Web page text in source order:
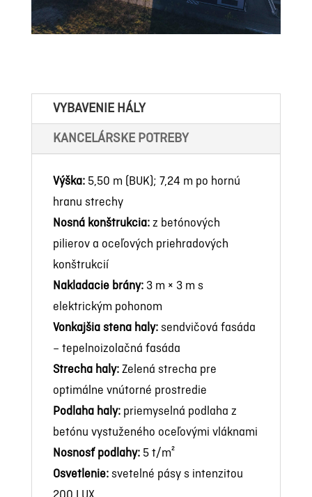
VYBAVENIE HÁLY
KANCELÁRSKE POTREBY
Výška:5,50 m (BUK); 7,24 m po hornú
hranu strechy
Nosná konštrukcia:z betónových
pilierov a oceľových priehradových
konštrukcií
Nakladacie brány:3 m × 3 m s
elektrickým pohonom
Vonkajšia stena haly:sendvičová fasáda
– tepelnoizolačná fasáda
Strecha haly:Zelená strecha pre
optimálne vnútorné prostredie
Podlaha haly:priemyselná podlaha z
betónu vystuženého oceľovými vláknami
Nosnosť podlahy:5 t/m²
Osvetlenie:svetelné pásy s intenzitou